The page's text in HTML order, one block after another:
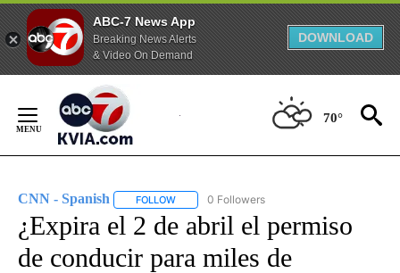
ABC-7 News App
Breaking News Alerts
& Video On Demand
DOWNLOAD
Content
70°
CNN - Spanish FOLLOW FOLLOW "CNN - SPANISH" TO RECEIVE
0 Followers
¿Expira el 2 de abril el permiso
de conducir para miles de